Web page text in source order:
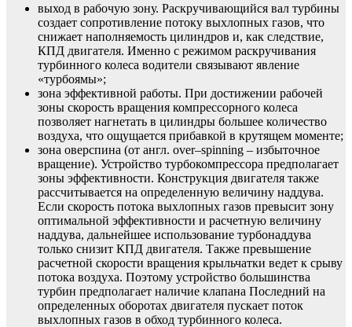
выход в рабочую зону. Раскручивающийся вал турбины
создает сопротивление потоку выхлопных газов, что
снижает наполняемость цилиндров и, как следствие,
КПД двигателя. Именно с режимом раскручивания
турбинного колеса водители связывают явление
«турбоямы»;
зона эффективной работы. При достижении рабочей
зоны скорость вращения компрессорного колеса
позволяет нагнетать в цилиндры большее количество
воздуха, что ощущается прибавкой в крутящем моменте;
зона оверспина (от англ. over–spinning – избыточное
вращение). Устройство турбокомпрессора предполагает
зоны эффективности. Конструкция двигателя также
рассчитывается на определенную величину наддува.
Если скорость потока выхлопных газов превысит зону
оптимальной эффективности и расчетную величину
наддува, дальнейшее использование турбонаддува
только снизит КПД двигателя. Также превышение
расчетной скорости вращения крыльчатки ведет к срыву
потока воздуха. Поэтому устройство большинства
турбин предполагает наличие клапана Последний на
определенных оборотах двигателя пускает поток
выхлопных газов в обход турбинного колеса.